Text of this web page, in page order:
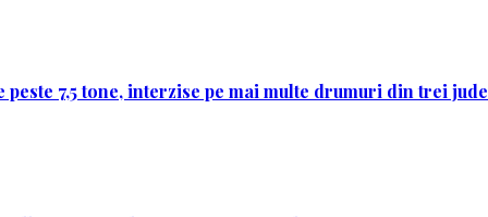
7,5 tone, interzise pe mai multe drumuri din trei